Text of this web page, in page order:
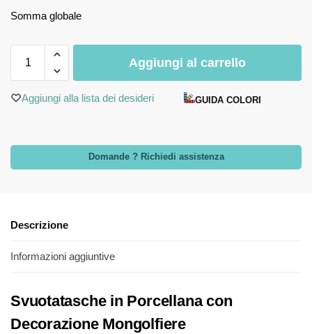
Somma globale
Aggiungi al carrello
Aggiungi alla lista dei desideri GUIDA COLORI
Domande ? Richiedi assistenza
Descrizione
Informazioni aggiuntive
Svuotatasche in Porcellana con
Decorazione Mongolfiere